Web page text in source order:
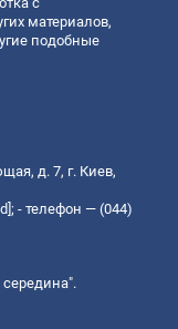
материалов,
подобные
д. 7, г. Киев,
; - телефон — (044)